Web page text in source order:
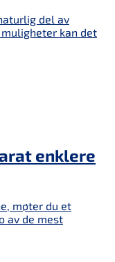
del av
muligheter kan det
enklere
møter du et
av de mest